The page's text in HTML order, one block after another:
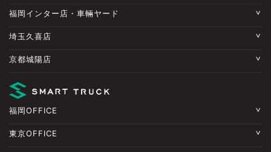
福岡インター店・車輛ヤード
埼玉久喜店
京都城陽店
福岡OFFICE
東京OFFICE